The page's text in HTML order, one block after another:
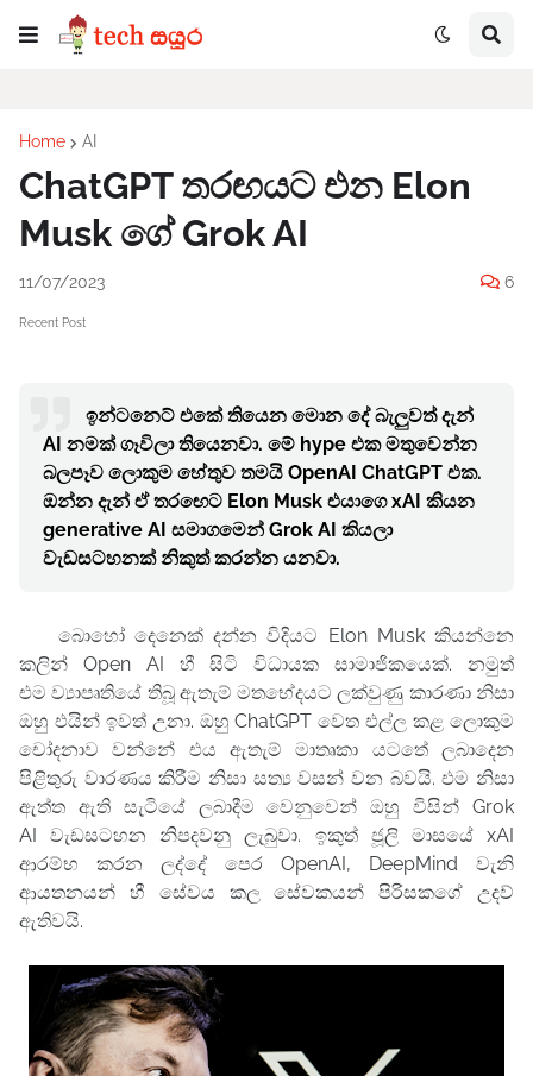
Home AI
ChatGPT තරඟයට එන Elon
Musk ගේ Grok AI
11/07/2023 6
Recent Post
ඉන්ටනෙට් එකේ තියෙන මොන දේ බැලුවත් දැන්
AI නමක් ගෑවිලා තියෙනවා. මේ hype එක මතුවෙන්න
බලපෑව ලොකුම හේතුව තමයි OpenAI ChatGPT එක.
ඔන්න දැන් ඒ තරඟෙට Elon Musk එයාගෙ xAI කියන
generative AI සමාගමෙන් Grok AI කියලා
වැඩසටහනක් නිකුත් කරන්න යනවා.
බොහෝ දෙනෙක් දන්න විදියට Elon Musk කියන්නෙ
කලින් Open AI හී සිටි විධායක සාමාජිකයෙක්. නමුත්
එමව්‍යාපෘතියේ තිබූ ඇතැම් මතභේදයට ලක්වුණු කාරණා නිසා
ඔහු එයින් ඉවත් උනා. ඔහු ChatGPT වෙත එල්ල කළ ලොකුම
චෝදනාව වන්නේ එය ඇතැම් මාතෘකා යටතේ ලබාදෙන
පිළිතුරු වාරණය කිරීම නිසා සත්‍ය වසන් වන බවයි. එම නිසා
ඇත්ත ඇති සැටියේ ලබාදීම වෙනුවෙන් ඔහු විසින් Grok
AI වැඩසටහන නිපදවනු ලැබුවා. ඉකුත් ජූලි මාසයේ xAI
ආරම්භ කරන ලද්දේ පෙර OpenAI, DeepMind වැනි
ආයතනයන් හී සේවය කල සේවකයන් පිරිසකගේ උදව්
ඇතිවයි.